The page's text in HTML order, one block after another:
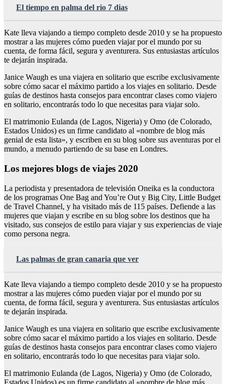
El tiempo en palma del rio 7 dias
Kate lleva viajando a tiempo completo desde 2010 y se ha propuesto
mostrar a las mujeres cómo pueden viajar por el mundo por su
cuenta, de forma fácil, segura y aventurera. Sus entusiastas artículos
te dejarán inspirada.
Janice Waugh es una viajera en solitario que escribe exclusivamente
sobre cómo sacar el máximo partido a los viajes en solitario. Desde
guías de destinos hasta consejos para encontrar clases como viajero
en solitario, encontrarás todo lo que necesitas para viajar solo.
El matrimonio Eulanda (de Lagos, Nigeria) y Omo (de Colorado,
Estados Unidos) es un firme candidato al «nombre de blog más
genial de esta lista», y escriben en su blog sobre sus aventuras por el
mundo, a menudo partiendo de su base en Londres.
Los mejores blogs de viajes 2020
La periodista y presentadora de televisión Oneika es la conductora
de los programas One Bag and You’re Out y Big City, Little Budget
de Travel Channel, y ha visitado más de 115 países. Defiende a las
mujeres que viajan y escribe en su blog sobre los destinos que ha
visitado, sus consejos de estilo para viajar y sus experiencias de viaje
como persona negra.
Las palmas de gran canaria que ver
Kate lleva viajando a tiempo completo desde 2010 y se ha propuesto
mostrar a las mujeres cómo pueden viajar por el mundo por su
cuenta, de forma fácil, segura y aventurera. Sus entusiastas artículos
te dejarán inspirada.
Janice Waugh es una viajera en solitario que escribe exclusivamente
sobre cómo sacar el máximo partido a los viajes en solitario. Desde
guías de destinos hasta consejos para encontrar clases como viajero
en solitario, encontrarás todo lo que necesitas para viajar solo.
El matrimonio Eulanda (de Lagos, Nigeria) y Omo (de Colorado,
Estados Unidos) es un firme candidato al «nombre de blog más